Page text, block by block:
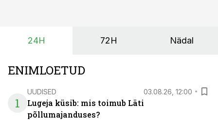
24H 72H Nädal
ENIMLOETUD
1
UUDISED 03.08.26, 12:00
Lugeja küsib: mis toimub Läti
põllumajanduses?